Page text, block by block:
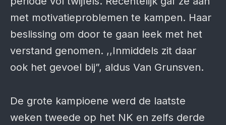
met motivatieproblemen te kampen. Haar
beslissing om door te gaan leek met het
verstand genomen. ,,Inmiddels zit daar
ook het gevoel bij”, aldus Van Grunsven.
De grote kampioene werd de laatste
weken tweede op het NK en zelfs derde